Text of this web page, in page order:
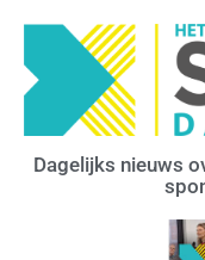
Dagelijks nieuws